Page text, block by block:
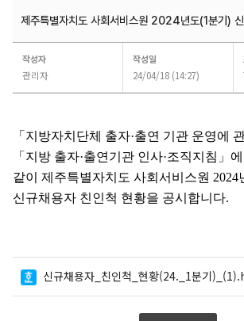
제주특별자치도
사회서비스원
신규채용자
친인척
현황에
대해
게시글의
조회수로
분류하여
정리한
제주특별자치도 사회서비스원 2024년도(1분기)
작성자
관리자
작성일
24/04/18 (14:27)
「 지방자치단체 출자·출연 기관 운영에
「 지방 출자·출연기관 인사·조직지침 」
같이 제주특별자치도 사회서비스원 2024
신규채용자 친인척 현황을 공시합니다.
신규채용자_친인척_현황(24._1분기